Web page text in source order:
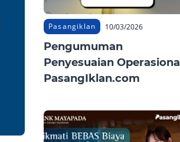
Pasangiklan 10/03/2026
Pengumuman
Penyesuaian Operasional
PasangIklan.com